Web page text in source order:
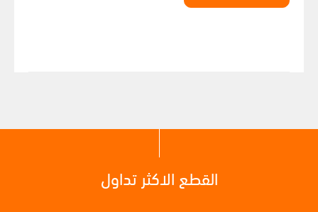
القطع الاكثر تداول